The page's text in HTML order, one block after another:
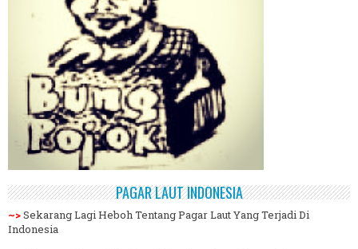
PAGAR LAUT INDONESIA
~>Sekarang Lagi Heboh Tentang Pagar Laut Yang Terjadi Di
Indonesia